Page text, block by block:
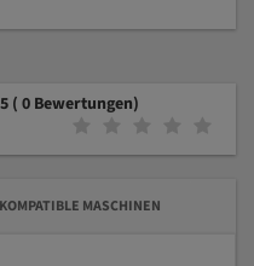
( 0 Bewertungen)
KOMPATIBLE MASCHINEN